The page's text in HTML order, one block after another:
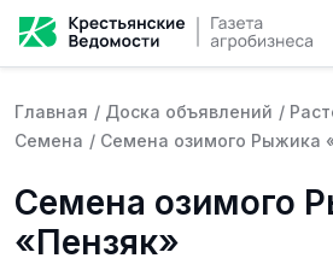
Главная / Доска объявлений /
Семена / Семена озимого Рыжика
Семена озимого
«Пензяк»